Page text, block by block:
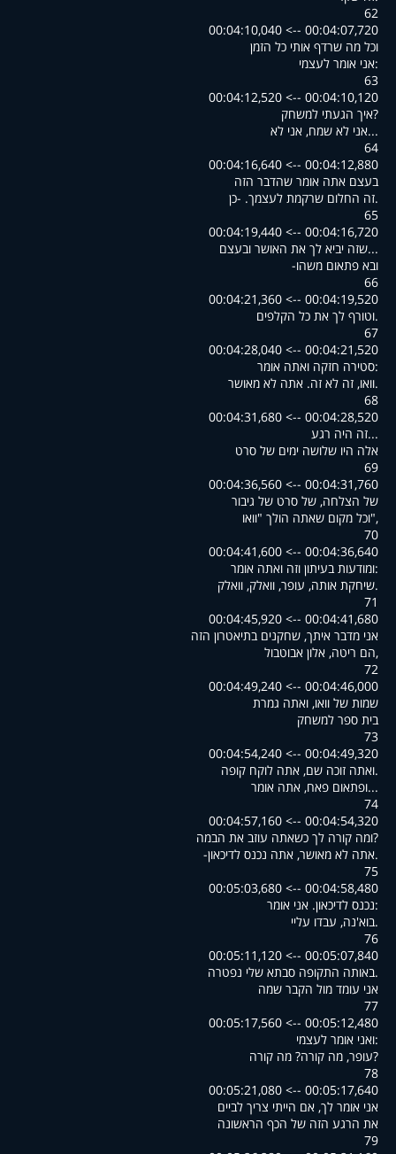
62
00:04:07,720 --> 00:04:10,040
וכל מה שרדף אותי כל הזמן
:אני אומר לעצמי
63
00:04:10,120 --> 00:04:12,520
?איך הגעתי למשחק
...אני לא שמח, אני לא
64
00:04:12,880 --> 00:04:16,640
בעצם אתה אומר שהדבר הזה
.זה החלום שרקמת לעצמך. -כן
65
00:04:16,720 --> 00:04:19,440
...שזה יביא לך את האושר ובעצם
ובא פתאום משהו-
66
00:04:19,520 --> 00:04:21,360
.וטורף לך את כל הקלפים
67
00:04:21,520 --> 00:04:28,040
:סטירה חזקה ואתה אומר
.וואו, זה לא זה. אתה לא מאושר
68
00:04:28,520 --> 00:04:31,680
...זה היה רגע
אלה היו שלושה ימים של סרט
69
00:04:31,760 --> 00:04:36,560
של הצלחה, של סרט של גיבור
,"וכל מקום שאתה הולך "וואו
70
00:04:36,640 --> 00:04:41,600
:ומודעות בעיתון וזה ואתה אומר
.שיחקת אותה, עופר, וואלק, וואלק
71
00:04:41,680 --> 00:04:45,920
אני מדבר איתך, שחקנים בתיאטרון הזה
,הם ריטה, אלון אבוטבול
72
00:04:46,000 --> 00:04:49,240
שמות של וואו, ואתה גמרת
בית ספר למשחק
73
00:04:49,320 --> 00:04:54,240
.ואתה זוכה שם, אתה לוקח קופה
...ופתאום פאח, אתה אומר
74
00:04:54,320 --> 00:04:57,160
?ומה קורה לך כשאתה עוזב את הבמה
.אתה לא מאושר, אתה נכנס לדיכאון-
75
00:04:58,480 --> 00:05:03,680
:נכנס לדיכאון. אני אומר
.בוא'נה, עבדו עליי
76
00:05:07,840 --> 00:05:11,120
.באותה התקופה סבתא שלי נפטרה
אני עומד מול הקבר שמה
77
00:05:12,480 --> 00:05:17,560
:ואני אומר לעצמי
?עופר, מה קורה? מה קורה
78
00:05:17,640 --> 00:05:21,080
אני אומר לך, אם הייתי צריך לביים
את הרגע הזה של הכף הראשונה
79